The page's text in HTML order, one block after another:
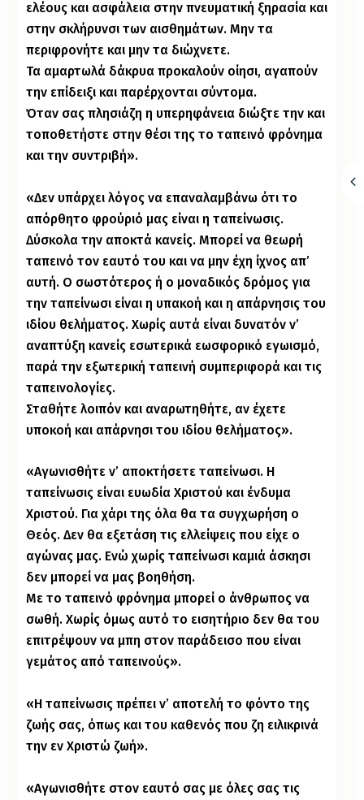
ελέους και ασφάλεια στην πνευματική ξηρασία και
στην σκλήρυνσι των αισθημάτων. Μην τα
περιφρονήτε και μην τα διώχνετε.
Τα αμαρτωλά δάκρυα προκαλούν οίησι, αγαπούν
την επίδειξι και παρέρχονται σύντομα.
Όταν σας πλησιάζη η υπερηφάνεια διώξτε την και
τοποθετήστε στην θέσι της το ταπεινό φρόνημα
και την συντριβή».
«Δεν υπάρχει λόγος να επαναλαμβάνω ότι το
απόρθητο φρούριό μας είναι η ταπείνωσις.
Δύσκολα την αποκτά κανείς. Μπορεί να θεωρή
ταπεινό τον εαυτό του και να μην έχη ίχνος απ’
αυτή. Ο σωστότερος ή ο μοναδικός δρόμος για
την ταπείνωσι είναι η υπακοή και η απάρνησις του
ιδίου θελήματος. Χωρίς αυτά είναι δυνατόν ν’
αναπτύξη κανείς εσωτερικά εωσφορικό εγωισμό,
παρά την εξωτερική ταπεινή συμπεριφορά και τις
ταπεινολογίες.
Σταθήτε λοιπόν και αναρωτηθήτε, αν έχετε
υποκοή και απάρνησι του ιδίου θελήματος».
«Αγωνισθήτε ν’ αποκτήσετε ταπείνωσι. Η
ταπείνωσις είναι ευωδία Χριστού και ένδυμα
Χριστού. Για χάρι της όλα θα τα συγχωρήση ο
Θεός. Δεν θα εξετάση τις ελλείψεις που είχε ο
αγώνας μας. Ενώ χωρίς ταπείνωσι καμιά άσκησι
δεν μπορεί να μας βοηθήση.
Με το ταπεινό φρόνημα μπορεί ο άνθρωπος να
σωθή. Χωρίς όμως αυτό το εισητήριο δεν θα του
επιτρέψουν να μπη στον παράδεισο που είναι
γεμάτος από ταπεινούς».
«Η ταπείνωσις πρέπει ν’ αποτελή το φόντο της
ζωής σας, όπως και του καθενός που ζη ειλικρινά
την εν Χριστώ ζωή».
«Αγωνισθήτε στον εαυτό σας με όλες σας τις